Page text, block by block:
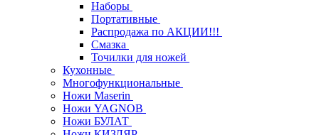
Наборы
Портативные
Распродажа по АКЦИИ!!!
Смазка
Точилки для ножей
Кухонные
Многофункциональные
Ножи Maserin
Ножи YAGNOB
Ножи БУЛАТ